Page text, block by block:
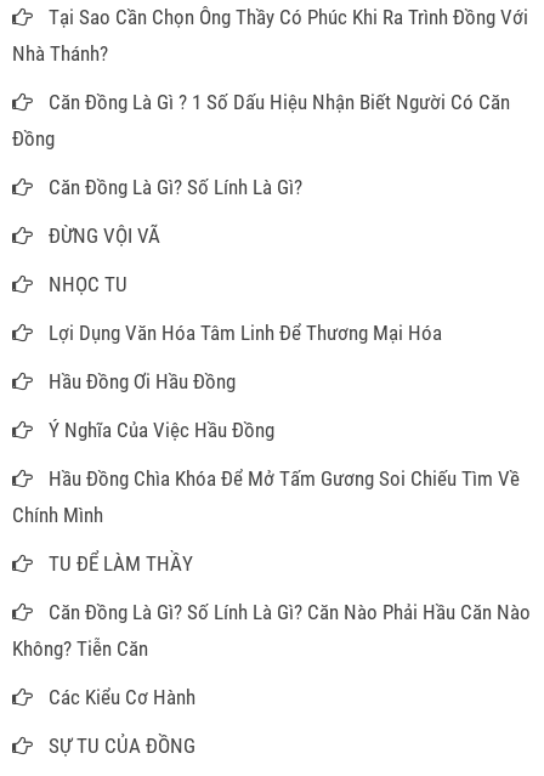
Tại Sao Cần Chọn Ông Thầy Có Phúc Khi Ra Trình Đồng Với
Nhà Thánh?
Căn Đồng Là Gì ? 1 Số Dấu Hiệu Nhận Biết Người Có Căn
Đồng
Căn Đồng Là Gì? Số Lính Là Gì?
ĐỪNG VỘI VÃ
NHỌC TU
Lợi Dụng Văn Hóa Tâm Linh Để Thương Mại Hóa
Hầu Đồng Ơi Hầu Đồng
Ý Nghĩa Của Việc Hầu Đồng
Hầu Đồng Chìa Khóa Để Mở Tấm Gương Soi Chiếu Tìm Về
Chính Mình
TU ĐỂ LÀM THẦY
Căn Đồng Là Gì? Số Lính Là Gì? Căn Nào Phải Hầu Căn Nào
Không? Tiễn Căn
Các Kiểu Cơ Hành
SỰ TU CỦA ĐỒNG